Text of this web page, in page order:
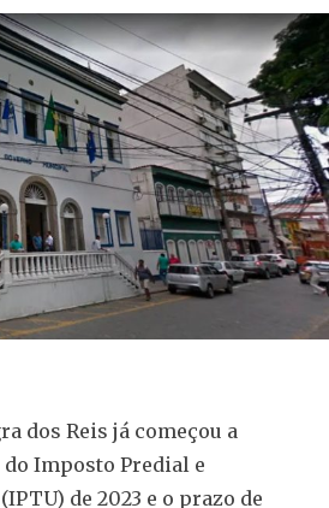
dos Reis já começou a
Imposto Predial e
de 2023 e o prazo de